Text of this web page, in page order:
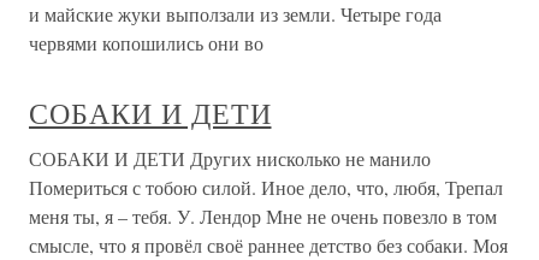
и майские жуки выползали из земли. Четыре года
червями копошились они во
СОБАКИ И ДЕТИ
СОБАКИ И ДЕТИ Других нисколько не манило
Помериться с тобою силой. Иное дело, что, любя, Трепал
меня ты, я – тебя. У. Лендор Мне не очень повезло в том
смысле, что я провёл своё раннее детство без собаки. Моя